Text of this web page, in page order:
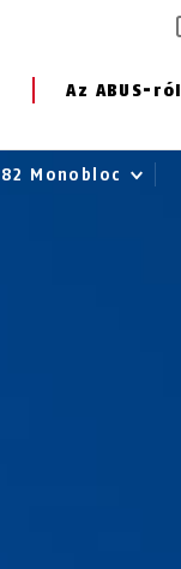
Az ABUS-ról
82 Monobloc